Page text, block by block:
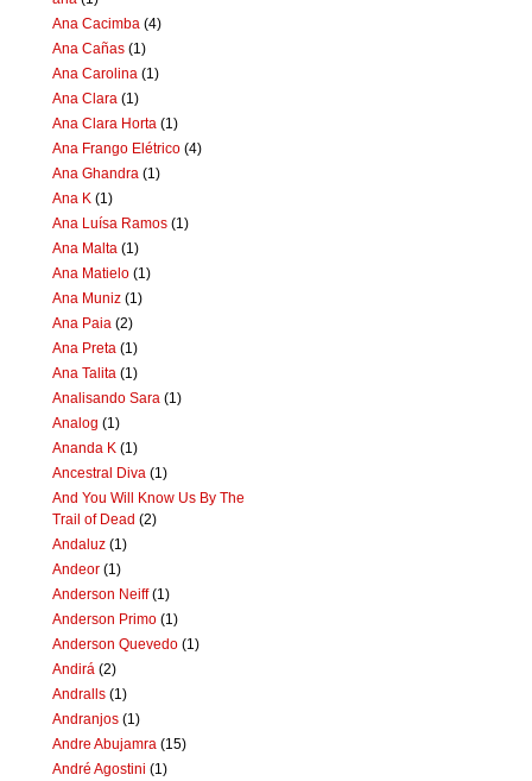
Ana Cacimba (4)
Ana Cañas (1)
Ana Carolina (1)
Ana Clara (1)
Ana Clara Horta (1)
Ana Frango Elétrico (4)
Ana Ghandra (1)
Ana K (1)
Ana Luísa Ramos (1)
Ana Malta (1)
Ana Matielo (1)
Ana Muniz (1)
Ana Paia (2)
Ana Preta (1)
Ana Talita (1)
Analisando Sara (1)
Analog (1)
Ananda K (1)
Ancestral Diva (1)
And You Will Know Us By The
Trail of Dead (2)
Andaluz (1)
Andeor (1)
Anderson Neiff (1)
Anderson Primo (1)
Anderson Quevedo (1)
Andirá (2)
Andralls (1)
Andranjos (1)
Andre Abujamra (15)
André Agostini (1)